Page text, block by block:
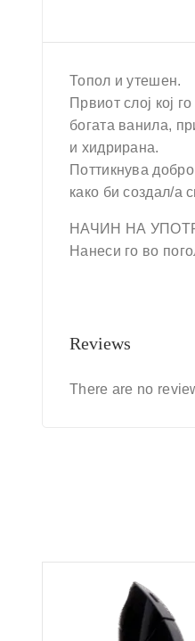
Топол и утешен.
Првиот слој кој
богата ванила,
и хидрирана.
Поттикнува
како би создал/а
НАЧИН НА
Нанеси го во
Reviews
There are no